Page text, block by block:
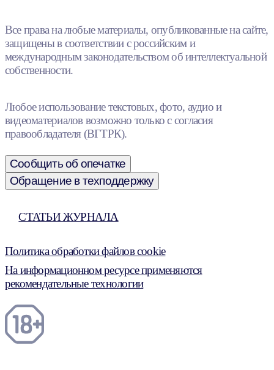
Все права на любые материалы, опубликованные на сайте,
защищены в соответствии с российским и
международным законодательством об интеллектуальной
собственности.
Любое использование текстовых, фото, аудио и
видеоматериалов возможно только с согласия
правообладателя (ВГТРК).
Сообщить об опечатке
Обращение в техподдержку
СТАТЬИ ЖУРНАЛА
Политика обработки файлов cookie
На информационном ресурсе применяются
рекомендательные технологии